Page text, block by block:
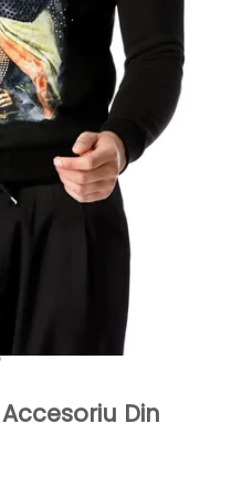
la articolul 1
la articolul 2
Din